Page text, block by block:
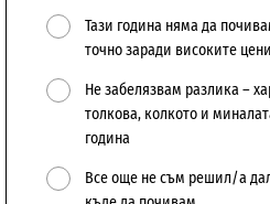
Тази година няма да
точно заради високите цени
Не забелязвам разлика –
толкова, колкото и
година
Все още не съм решил/а